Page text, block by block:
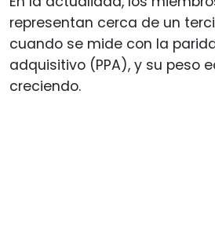
representan cerca de un
cuando se mide con la
adquisitivo (PPA), y su peso
creciendo.